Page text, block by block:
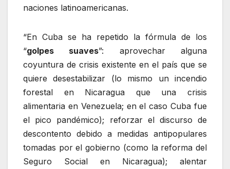
naciones latinoamericanas.
“En Cuba se ha repetido la fórmula de los
“golpes suaves”: aprovechar alguna
coyuntura de crisis existente en el país que se
quiere desestabilizar (lo mismo un incendio
forestal en Nicaragua que una crisis
alimentaria en Venezuela; en el caso Cuba fue
el pico pandémico); reforzar el discurso de
descontento debido a medidas antipopulares
tomadas por el gobierno (como la reforma del
Seguro Social en Nicaragua); alentar